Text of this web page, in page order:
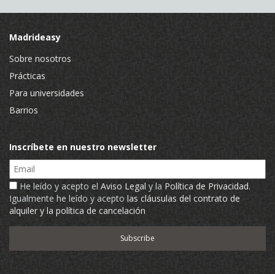
Madrideasy
Sobre nosotros
Prácticas
Para universidades
Barrios
Inscríbete en nuestro newsletter
Email
He leído y acepto el Aviso Legal y la Política de Privacidad.
Igualmente he leído y acepto las cláusulas del contrato de
alquiler y la política de cancelación